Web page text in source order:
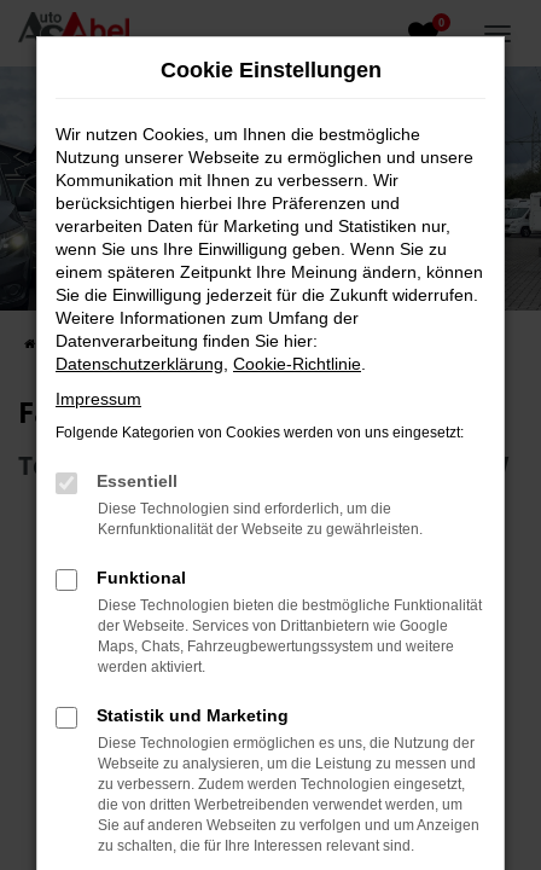
Zum
0
Fahrzeug-Showroom
Top Auswahl an Reisemobilen und PKW
Startseite Fahrzeugangebote Fahrzeugsuche
Fahrzeug-Showroom
Top Auswahl an Reisemobilen und PKW
Fehler: Network Error
Beim Laden ist ein Fehler aufgetreten.
Hier sind ein paar Tipps, die dir helfen können:
Internetverbindung.
Laden andere Webseiten, zum Beispiel deine
Suchmaschine?
Prüfe deine Browsererweiterungen.
Manche Erweiterungen, wie Werbeblocker,
können das Laden bestimmter Seiten
Cookie Einstellungen
Wir nutzen Cookies, um Ihnen die bestmögliche
Nutzung unserer Webseite zu ermöglichen und unsere
Kommunikation mit Ihnen zu verbessern. Wir
berücksichtigen hierbei Ihre Präferenzen und
verarbeiten Daten für Marketing und Statistiken nur,
wenn Sie uns Ihre Einwilligung geben. Wenn Sie zu
einem späteren Zeitpunkt Ihre Meinung ändern, können
Sie die Einwilligung jederzeit für die Zukunft widerrufen.
Weitere Informationen zum Umfang der
Datenverarbeitung finden Sie hier:
Datenschutzerklärung Cookie-Richtlinie
Impressum
Folgende Kategorien von Cookies werden von uns eingesetzt:
Essentiell
Diese Technologien sind erforderlich, um die
Kernfunktionalität der Webseite zu gewährleisten.
Funktional
Diese Technologien bieten die bestmögliche Funktionalität
der Webseite. Services von Drittanbietern wie Google
Maps, Chats, Fahrzeugbewertungssystem und weitere
werden aktiviert.
Statistik und Marketing
Diese Technologien ermöglichen es uns, die Nutzung der
Webseite zu analysieren, um die Leistung zu messen und
zu verbessern. Zudem werden Technologien eingesetzt,
die von dritten Werbetreibenden verwendet werden, um
Sie auf anderen Webseiten zu verfolgen und um Anzeigen
zu schalten, die für Ihre Interessen relevant sind.